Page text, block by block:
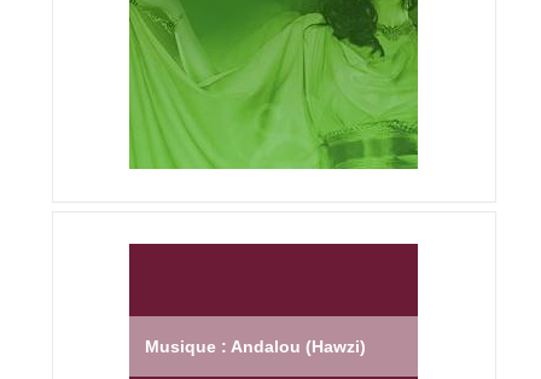
Musique : Andalou (Hawzi)